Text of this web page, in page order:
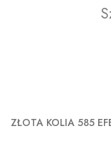
ZŁOTA KOLIA 585